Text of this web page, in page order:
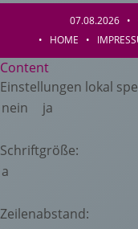
07.08.2026 •
• HOME •
Content
Einstellungen lokal
nein
ja
Schriftgröße:
a
Zeilenabstand: